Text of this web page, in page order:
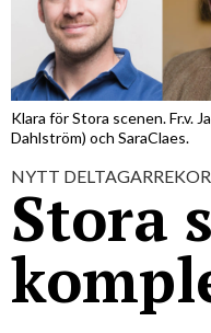
Kontakt
För studenter
Klara för Stora scenen. Fr.v.
Dahlström) och SaraClaes.
NYTT
Stora